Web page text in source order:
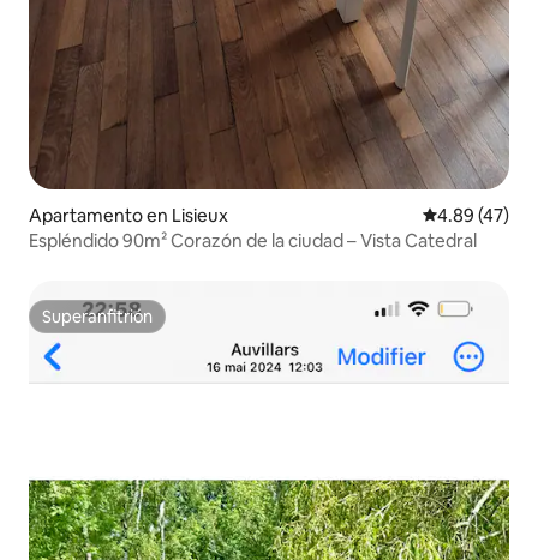
Apartamento en Lisieux Calificación
4.89 (47)
Espléndido 90m² Corazón de la ciudad – Vista Catedral
Superanfitrión
Superanfitrión